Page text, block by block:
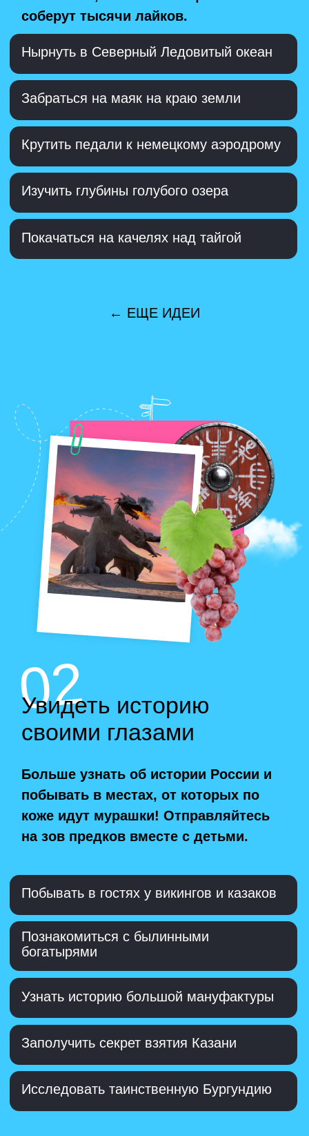
Узнать историю большой мануфактуры
Заполучить секрет взятия Казани
Исследовать таинственную Бургундию
03
Пообщаться с
животными
Такие вылазки дают больше, чем
самые прогрессивные бады. Хороший
сон, спокойное дыхание и здоровый
аппетит по возвращении из уикенда
гарантированы.
Погулять с голубоглазыми хаски
Покормить с руки забавных страусов
Увидеть зубров в национальном парке
Погладить пушистых альпак
Проехать верхом по лесным тропинкам
04
Поймать волну
Этот отдых зайдет тем, кто не
представляет себя без водной
Забирайтесь в каяк, вставайте на сап,
устраивайтесь под парусом и